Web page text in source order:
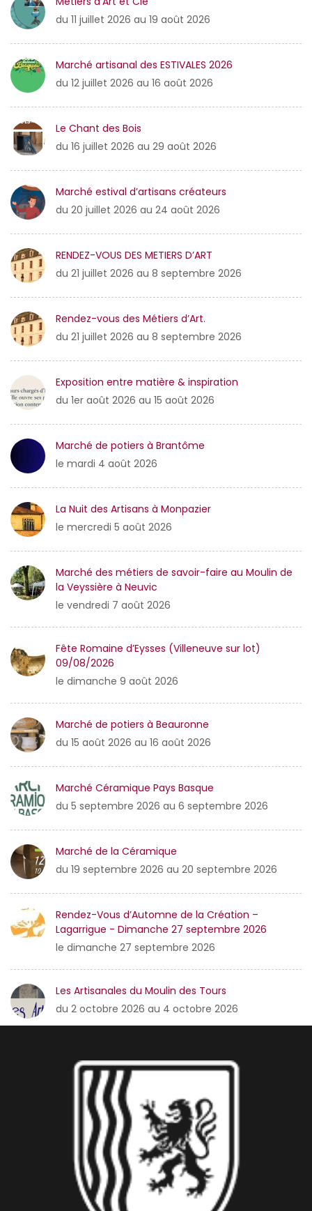
du 11 juillet 2026 au 19 août 2026
Marché artisanal des ESTIVALES 2026
du 12 juillet 2026 au 16 août 2026
Le Chant des Bois
du 16 juillet 2026 au 29 août 2026
Marché estival d’artisans créateurs
du 20 juillet 2026 au 24 août 2026
RENDEZ-VOUS DES METIERS D’ART
du 21 juillet 2026 au 8 septembre 2026
Rendez-vous des Métiers d’Art.
du 21 juillet 2026 au 8 septembre 2026
Exposition entre matière & inspiration
du 1er août 2026 au 15 août 2026
Marché de potiers à Brantôme
le mardi 4 août 2026
La Nuit des Artisans à Monpazier
le mercredi 5 août 2026
Marché des métiers de savoir-faire au Moulin de
la Veyssière à Neuvic
le vendredi 7 août 2026
Fête Romaine d’Eysses (Villeneuve sur lot)
09/08/2026
le dimanche 9 août 2026
Marché de potiers à Beauronne
du 15 août 2026 au 16 août 2026
Marché Céramique Pays Basque
du 5 septembre 2026 au 6 septembre 2026
Marché de la Céramique
du 19 septembre 2026 au 20 septembre 2026
Rendez-Vous d’Automne de la Création –
Lagarrigue - Dimanche 27 septembre 2026
le dimanche 27 septembre 2026
Les Artisanales du Moulin des Tours
du 2 octobre 2026 au 4 octobre 2026